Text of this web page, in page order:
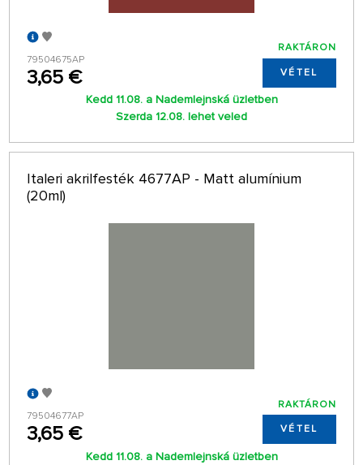
79504675AP
3,65 €
RAKTÁRON
VÉTEL
Kedd 11.08. a Nademlejnská üzletben
Szerda 12.08. lehet veled
Italeri akrilfesték 4677AP - Matt alumínium
(20ml)
79504677AP
3,65 €
RAKTÁRON
VÉTEL
Kedd 11.08. a Nademlejnská üzletben